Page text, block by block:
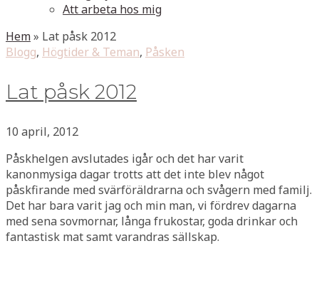
Att arbeta hos mig
Hem» Lat påsk 2012
Blogg, Högtider & Teman, Påsken
Lat påsk 2012
10 april, 2012
Påskhelgen avslutades igår och det har varit
kanonmysiga dagar trotts att det inte blev något
påskfirande med svärföräldrarna och svågern med familj.
Det har bara varit jag och min man, vi fördrev dagarna
med sena sovmornar, långa frukostar, goda drinkar och
fantastisk mat samt varandras sällskap.